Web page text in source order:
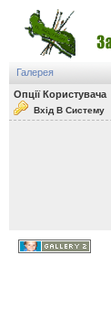
Галерея
Опції Користувача
Вхід В Систему